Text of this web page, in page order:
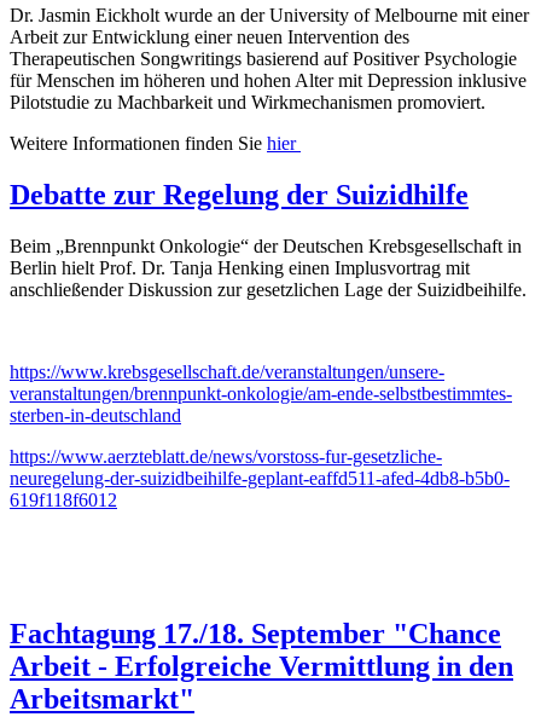
Dr. Jasmin Eickholt wurde an der University of Melbourne mit einer
Arbeit zur Entwicklung einer neuen Intervention des
Therapeutischen Songwritings basierend auf Positiver Psychologie
für Menschen im höheren und hohen Alter mit Depression inklusive
Pilotstudie zu Machbarkeit und Wirkmechanismen promoviert.
Weitere Informationen finden Sie hier
Debatte zur Regelung der Suizidhilfe
Beim „Brennpunkt Onkologie“ der Deutschen Krebsgesellschaft in
Berlin hielt Prof. Dr. Tanja Henking einen Implusvortrag mit
anschließender Diskussion zur gesetzlichen Lage der Suizidbeihilfe.
https://www.krebsgesellschaft.de/veranstaltungen/unsere-
veranstaltungen/brennpunkt-onkologie/am-ende-selbstbestimmtes-
sterben-in-deutschland
https://www.aerzteblatt.de/news/vorstoss-fur-gesetzliche-
neuregelung-der-suizidbeihilfe-geplant-eaffd511-afed-4db8-b5b0-
619f118f6012
Fachtagung 17./18. September "Chance
Arbeit - Erfolgreiche Vermittlung in den
Arbeitsmarkt"